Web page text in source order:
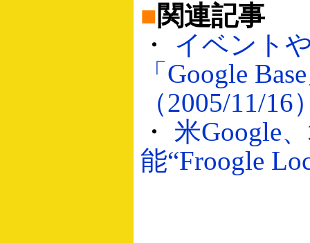
■関連記事
・ イベント
「Google
（2005/11/16
・ 米Google
能“Froogle